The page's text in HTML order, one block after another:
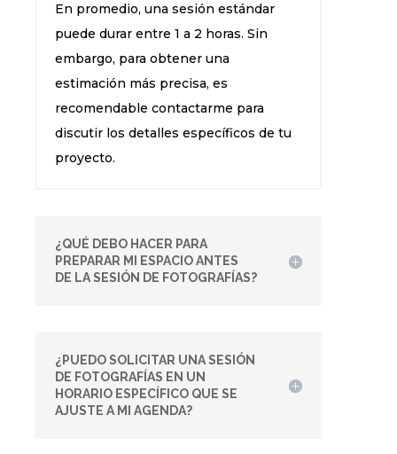
En promedio, una sesión estándar
puede durar entre 1 a 2 horas. Sin
embargo, para obtener una
estimación más precisa, es
recomendable contactarme para
discutir los detalles específicos de tu
proyecto.
¿QUÉ DEBO HACER PARA
PREPARAR MI ESPACIO ANTES
DE LA SESIÓN DE FOTOGRAFÍAS?
¿PUEDO SOLICITAR UNA SESIÓN
DE FOTOGRAFÍAS EN UN
HORARIO ESPECÍFICO QUE SE
AJUSTE A MI AGENDA?